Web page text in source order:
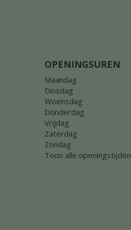
OPENINGSUREN
Maandag
Dinsdag
Woensdag
Donderdag
Vrijdag
Zaterdag
Zondag
Toon alle openingstijden